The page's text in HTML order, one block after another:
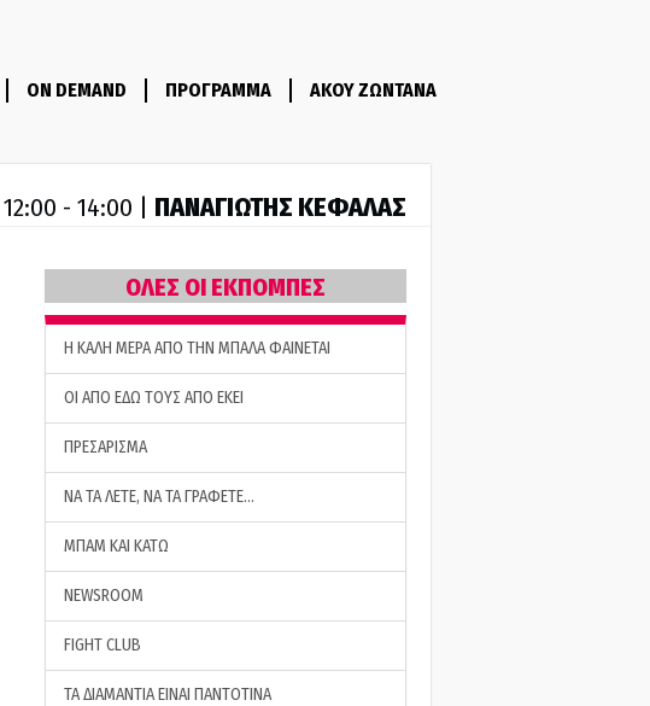
ON DEMAND ΠΡΟΓΡΑΜΜΑ ΑΚΟΥ ΖΩΝΤΑΝΑ
12:00 - 14:00 | ΠΑΝΑΓΙΩΤΗΣ ΚΕΦΑΛΑΣ
ΟΛΕΣ ΟΙ ΕΚΠΟΜΠΕΣ
H ΚΑΛΗ ΜΕΡΑ ΑΠΟ ΤΗΝ ΜΠΑΛΑ ΦΑΙΝΕΤΑΙ
ΟΙ ΑΠΟ ΕΔΩ ΤΟΥΣ ΑΠΟ ΕΚΕΙ
ΠΡΕΣΑΡΙΣΜΑ
ΝΑ ΤΑ ΛΕΤΕ, ΝΑ ΤΑ ΓΡΑΦΕΤΕ…
ΜΠΑΜ ΚΑΙ ΚΑΤΩ
NEWSROOM
FIGHT CLUB
ΤΑ ΔΙΑΜΑΝΤΙΑ ΕΙΝΑΙ ΠΑΝΤΟΤΙΝΑ